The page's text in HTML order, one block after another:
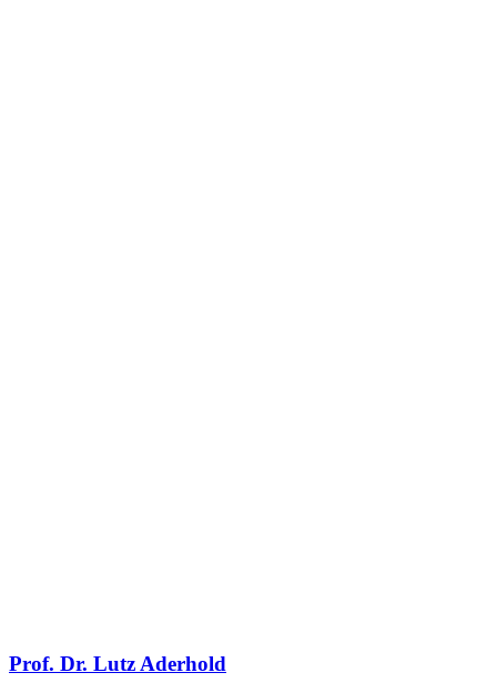
Prof. Dr. Lutz Aderhold